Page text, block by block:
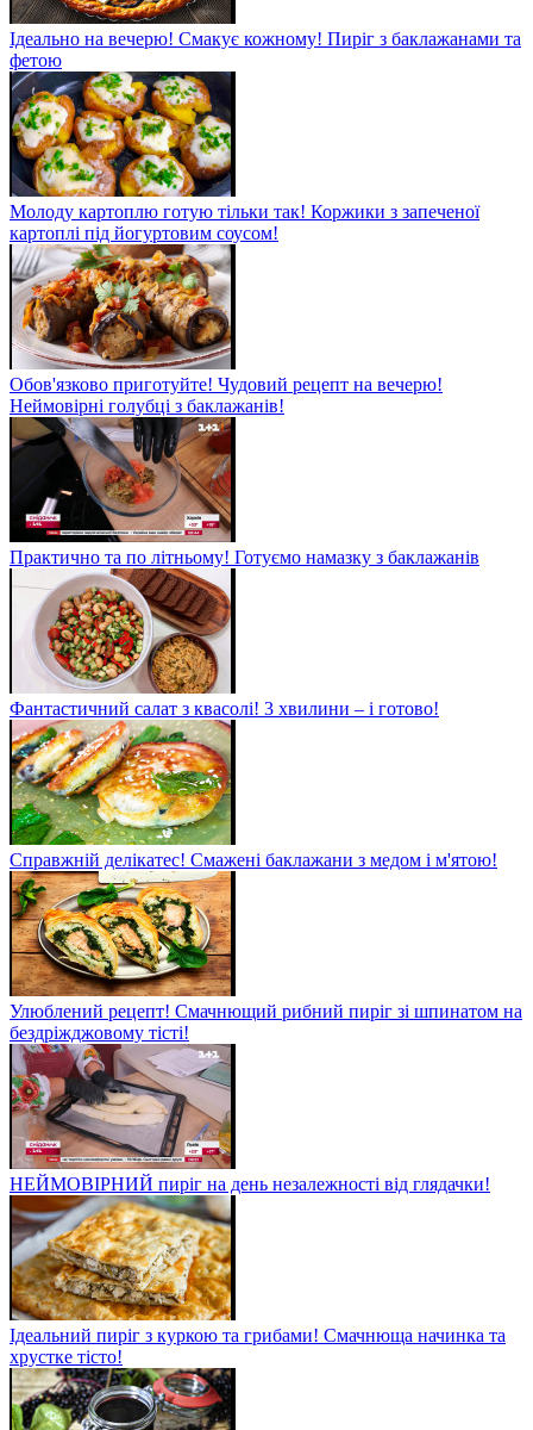
Ідеально на вечерю! Смакує кожному! Пиріг з баклажанами та
фетою
Молоду картоплю готую тільки так! Коржики з запеченої
картоплі під йогуртовим соусом!
Обов'язково приготуйте! Чудовий рецепт на вечерю!
Неймовірні голубці з баклажанів!
Практично та по літньому! Готуємо намазку з баклажанів
Фантастичний салат з квасолі! 3 хвилини – і готово!
Справжній делікатес! Смажені баклажани з медом і м'ятою!
Улюблений рецепт! Смачнющий рибний пиріг зі шпинатом на
бездріжджовому тісті!
НЕЙМОВІРНИЙ пиріг на день незалежності від глядачки!
Ідеальний пиріг з куркою та грибами! Смачнюща начинка та
хрустке тісто!